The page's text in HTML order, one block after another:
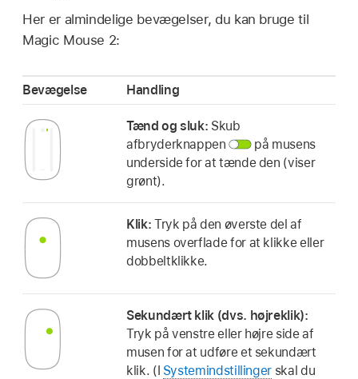
Her er almindelige bevægelser, du kan bruge til
Magic Mouse 2:
Bevægelse Handling
Tænd og sluk: Skub
afbryderknappen
på musens
underside for at tænde den (viser
grønt).
Klik: Tryk på den øverste del af
musens overflade for at klikke eller
dobbeltklikke.
Sekundært klik (dvs. højreklik):
Tryk på venstre eller højre side af
musen for at udføre et sekundært
klik. (I Systemindstillinger skal du